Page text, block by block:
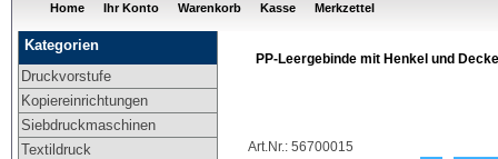
Home Ihr Konto Warenkorb Kasse Merkzettel
Kategorien
Druckvorstufe
Kopiereinrichtungen
Siebdruckmaschinen
Textildruck
PP-Leergebinde mit Henkel und
Art.Nr.: 56700015